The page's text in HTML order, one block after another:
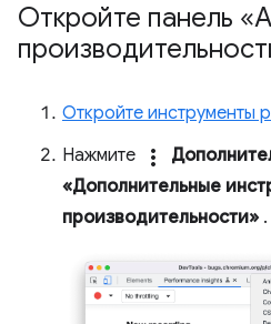
Откройте панель
Откройте инструменты
Нажмите
more_vert
«Дополнительные
производительности» .